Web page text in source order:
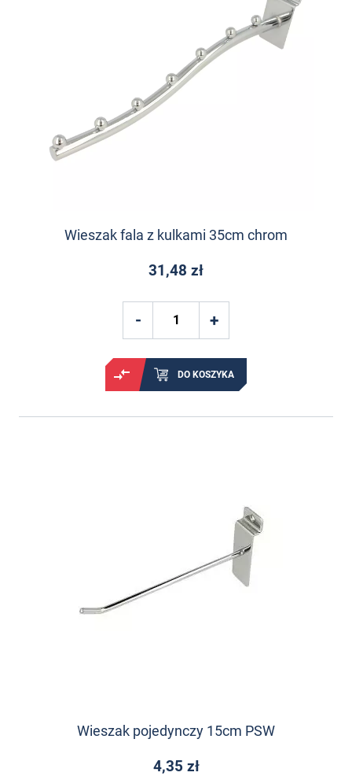
Wieszak fala z kulkami 35cm chrom
31,48 zł
DO KOSZYKA
Wieszak pojedynczy 15cm PSW
4,35 zł